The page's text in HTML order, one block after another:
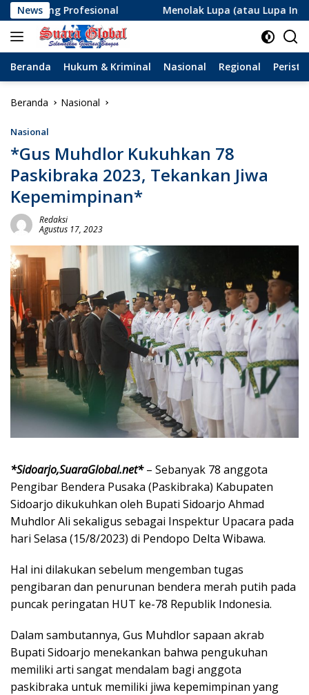
Langsung
ke
konten
News Menolak Lupa (atau Lupa Ingatan?): Menanti
Beranda Hukum & Kriminal Nasional Regional
Beranda Nasional
Nasional
*Gus Muhdlor Kukuhkan 78
Paskibraka 2023, Tekankan Jiwa
Kepemimpinan*
Redaksi
Agustus 17, 2023
*Sidoarjo,SuaraGlobal.net* – Sebanyak 78 anggota
Pengibar Bendera Pusaka (Paskibraka) Kabupaten
Sidoarjo dikukuhkan oleh Bupati Sidoarjo Ahmad
Muhdlor Ali sekaligus sebagai Inspektur Upacara pada
hari Selasa (15/8/2023) di Pendopo Delta Wibawa.
Hal ini dilakukan sebelum mengemban tugas
pengibaran dan penurunan bendera merah putih pada
puncak peringatan HUT ke-78 Republik Indonesia.
Dalam sambutannya, Gus Muhdlor sapaan akrab
Bupati Sidoarjo menekankan bahwa pengukuhan
memiliki arti sangat mendalam bagi anggota
paskibraka untuk memiliki jiwa kepemimpinan yang